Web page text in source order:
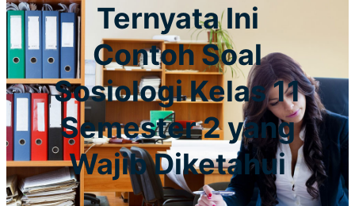
Ternyata Ini
Contoh Soal
Sosiologi Kelas 11
Semester 2 yang
Wajib Diketahui